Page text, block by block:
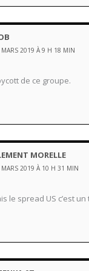
MARS 2019 À 9 H 18 MIN
de ce groupe.
MORELLE
MARS 2019 À 10 H 31 MIN
le spread US c’est